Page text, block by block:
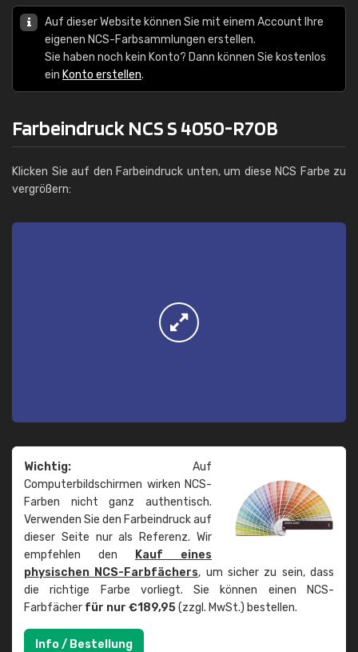
Auf dieser Website können Sie mit einem Account Ihre
eigenen NCS-Farbsammlungen erstellen.
Sie haben noch kein Konto? Dann können Sie kostenlos
ein Konto erstellen.
Farbeindruck NCS S 4050-R70B
Klicken Sie auf den Farbeindruck unten, um diese NCS Farbe zu
vergrößern:
Wichtig: Auf
Computerbildschirmen wirken NCS-
Farben nicht ganz authentisch.
Verwenden Sie den Farbeindruck auf
dieser Seite nur als Referenz. Wir
empfehlen den
Kauf eines
physischen NCS-Farbfächers, um sicher zu sein, dass
die richtige Farbe vorliegt. Sie können einen NCS-
Farbfächer für nur €189,95(zzgl. MwSt.) bestellen.
Info / Bestellung